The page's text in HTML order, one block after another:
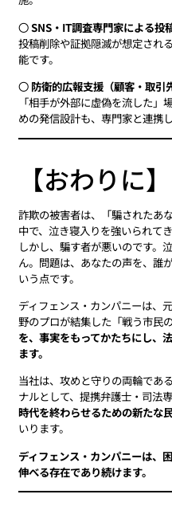
〇SNS・IT調査専門家による投
投稿削除や証拠隠滅が想定され
能です。
〇 防衛的広報支援（顧客・取引
「相手が外部に虚偽を流した
めの発信設計も、専門家と連携
【おわりに】
詐欺の被害者は、「騙されたあ
中で、泣き寝入りを強いられてき
しかし、騙す者が悪いのです。
ん。問題は、あなたの声を、誰
いう点です。
ディフェンス・カンパニーは、
野のプロが結集した「戦う市民
を、事実をもってかたちにし、
ます。
当社は、攻めと守りの両輪であ
ナルとして、提携弁護士・司法
時代を終わらせるための新たな
いります。
ディフェンス・カンパニーは、
伸べる存在であり続けます。